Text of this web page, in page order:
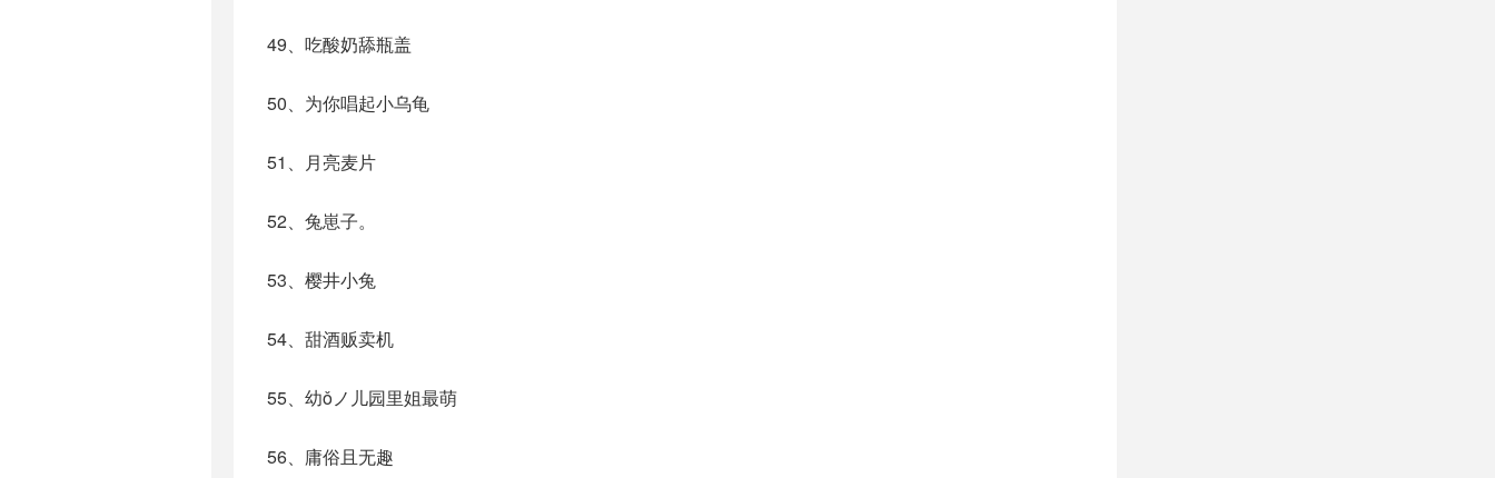
49、吃酸奶舔瓶盖
50、为你唱起小乌龟
51、月亮麦片
52、兔崽子。
53、樱井小兔
54、甜酒贩卖机
55、幼ǒノ儿园里姐最萌
56、庸俗且无趣